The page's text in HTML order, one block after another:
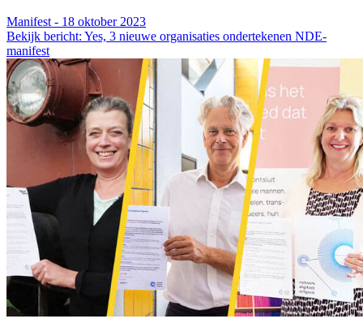
Manifest - 18 oktober 2023
Bekijk bericht: Yes, 3 nieuwe organisaties ondertekenen NDE-
manifest